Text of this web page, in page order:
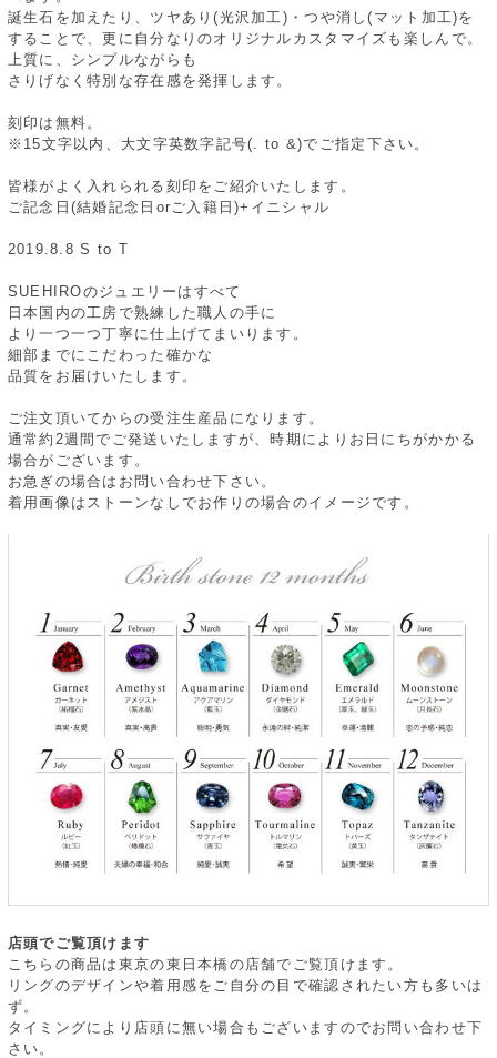
誕生石を加えたり、ツヤあり(光沢加工)・つや消し(マット加工)を
することで、更に自分なりのオリジナルカスタマイズも楽しんで。
上質に、シンプルながらも
さりげなく特別な存在感を発揮します。
刻印は無料。
※15文字以内、大文字英数字記号(. to &)でご指定下さい。
皆様がよく入れられる刻印をご紹介いたします。
ご記念日(結婚記念日orご入籍日)+イニシャル
2019.8.8 S to T
SUEHIROのジュエリーはすべて
日本国内の工房で熟練した職人の手に
より一つ一つ丁寧に仕上げてまいります。
細部までにこだわった確かな
品質をお届けいたします。
ご注文頂いてからの受注生産品になります。
通常約2週間でご発送いたしますが、時期によりお日にちがかかる
場合がございます。
お急ぎの場合はお問い合わせ下さい。
着用画像はストーンなしでお作りの場合のイメージです。
店頭でご覧頂けます
こちらの商品は東京の東日本橋の店舗でご覧頂けます。
リングのデザインや着用感をご自分の目で確認されたい方も多いは
ず。
タイミングにより店頭に無い場合もございますのでお問い合わせ下
さい。